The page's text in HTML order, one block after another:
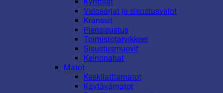
Valosarjat ja sisustusvalot
Kranssit
Piensisustus
Toimistotarvikkeet
Sisustusmuovit
Keinonahat
Matot
Keskilattiamatot
Käytävämatot